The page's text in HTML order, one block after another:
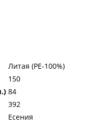
Литая (PE-100%)
150
84
392
Есения